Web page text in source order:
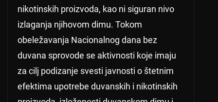
nikotinskih proizvoda, kao ni siguran nivo
izlaganja njihovom dimu. Tokom
obeležavanja Nacionalnog dana bez
duvana sprovode se aktivnosti koje imaju
za cilj podizanje svesti javnosti o štetnim
efektima upotrebe duvanskih i nikotinskih